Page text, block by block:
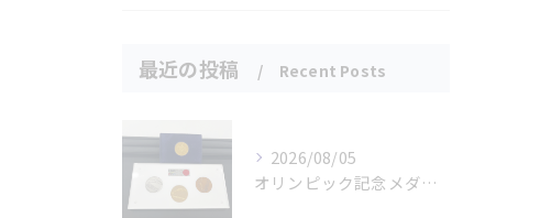
最近の投稿 Recent Posts
2026/08/05
オリンピック記念メダルとメイプルリーフコインをお買取りさせていただきました🏅✨